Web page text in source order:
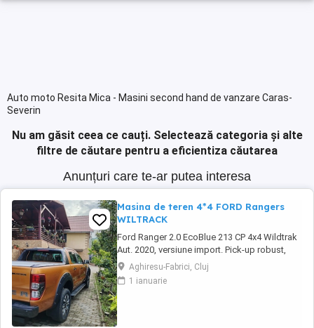
Auto moto Resita Mica - Masini second hand de vanzare Caras-
Severin
Nu am găsit ceea ce cauți. Selectează categoria și alte
filtre de căutare pentru a eficientiza căutarea
Anunțuri care te-ar putea interesa
Masina de teren 4*4 FORD Rangers
WILTRACK
Ford Ranger 2.0 EcoBlue 213 CP 4x4 Wildtrak
Aut. 2020, versiune import. Pick-up robust,
performant și echipat complet, ideal pentru
activități profesionale sau aventuri off-road,
cu tehnologie modernă, tracțiune integrală și
Aghiresu-Fabrici, Cluj
1 ianuarie